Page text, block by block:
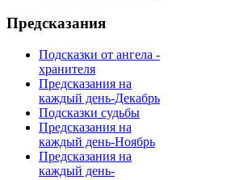
Предсказания
Подсказки от ангела -
хранителя
Предсказания на
каждый день-Декабрь
Подсказки судьбы
Предсказания на
каждый день-Ноябрь
Предсказания на
каждый день-